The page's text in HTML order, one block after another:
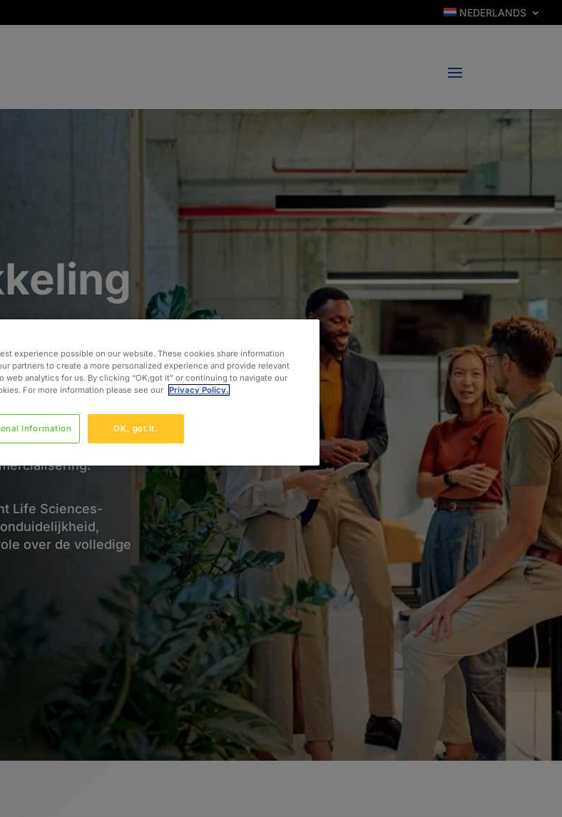
NEDERLANDS
Sciences vraagt om
regelgeving en
bij het versterken van
afstemming
vanaf de
Life Sciences-
over de volledige
experience possible on our website. These cookies share information
partners to create a more personalized experience and provide relevant
web analytics for us. By clicking “OK,got it” or continuing to navigate our
For more information please see our Privacy Policy.
OK, got it.
Information